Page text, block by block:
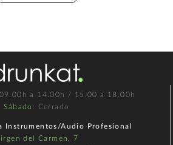
a 14.00h / 15.00 a 18.00h
Sábado : Cerrado
Instrumentos/Audio Profesional
del Carmen, 7